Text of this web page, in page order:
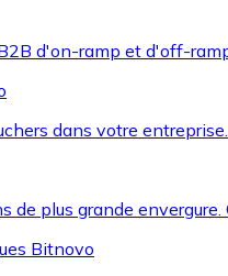
d'on-ramp et d'off-
dans votre entreprise.
de plus grande
Bitnovo